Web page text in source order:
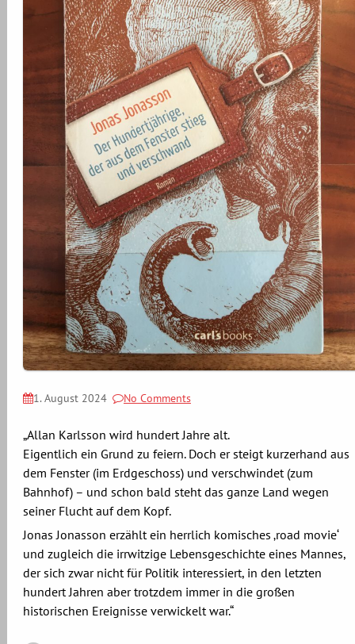
1. August 2024 No Comments
„Allan Karlsson wird hundert Jahre alt.
Eigentlich ein Grund zu feiern. Doch er steigt kurzerhand aus
dem Fenster (im Erdgeschoss) und verschwindet (zum
Bahnhof) – und schon bald steht das ganze Land wegen
seiner Flucht auf dem Kopf.
Jonas Jonasson erzählt ein herrlich komisches ‚road movie‘
und zugleich die irrwitzige Lebensgeschichte eines Mannes,
der sich zwar nicht für Politik interessiert, in den letzten
hundert Jahren aber trotzdem immer in die großen
historischen Ereignisse verwickelt war.“